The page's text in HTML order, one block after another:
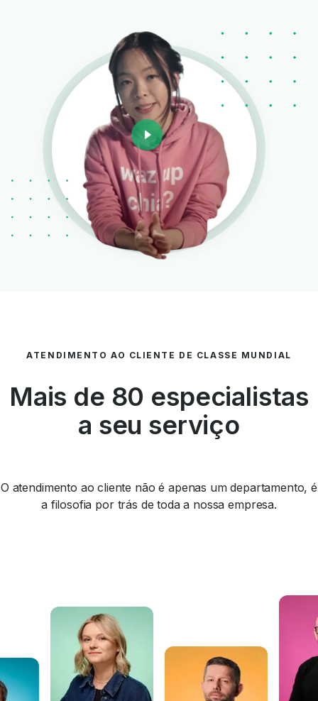
ATENDIMENTO AO CLIENTE DE CLASSE MUNDIAL
Mais de 80 especialistas
a seu serviço
O atendimento ao cliente não é apenas um departamento, é
a filosofia por trás de toda a nossa empresa.